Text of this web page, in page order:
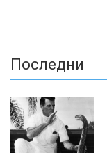
Последни